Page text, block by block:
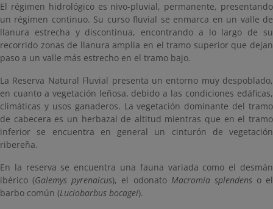
El régimen hidrológico es nivo-pluvial, permanente, presentando
un régimen continuo. Su curso fluvial se enmarca en un valle de
llanura estrecha y discontinua, encontrando a lo largo de su
recorrido zonas de llanura amplia en el tramo superior que dejan
paso a un valle más estrecho en el tramo bajo.
La Reserva Natural Fluvial presenta un entorno muy despoblado,
en cuanto a vegetación leñosa, debido a las condiciones edáficas,
climáticas y usos ganaderos. La vegetación dominante del tramo
de cabecera es un herbazal de altitud mientras que en el tramo
inferior se encuentra en general un cinturón de vegetación
ribereña.
En la reserva se encuentra una fauna variada como el desmán
ibérico (Galemys pyrenaicus), el odonato Macromia splendenso el
barbo común (Luciobarbus bocagei).